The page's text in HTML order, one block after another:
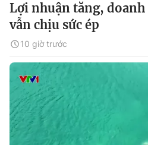
Lợi nhuận tăng,
vẫn chịu sức ép
10 giờ trước